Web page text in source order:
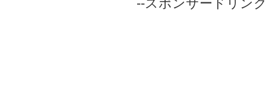
--スポンサードリン